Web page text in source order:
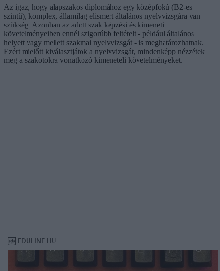
Az igaz, hogy alapszakos diplomához egy középfokú (B2-es
szintű), komplex, államilag elismert általános nyelvvizsgára van
szükség. Azonban az adott szak képzési és kimeneti
követelményeiben ennél szigorúbb feltételt - például általános
helyett vagy mellett szakmai nyelvvizsgát - is meghatározhatnak.
Ezért mielőtt kiválasztjátok a nyelvvizsgát, mindenképp nézzétek
meg a szakotokra vonatkozó kimeneteli követelményeket.